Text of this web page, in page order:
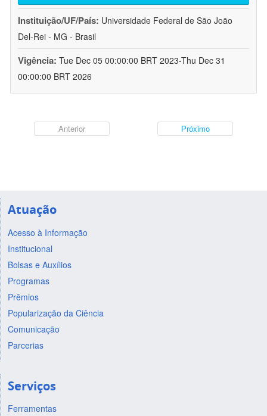
Instituição/UF/País: Universidade Federal de São João
Del-Rei - MG - Brasil
Vigência: Tue Dec 05 00:00:00 BRT 2023-Thu Dec 31
00:00:00 BRT 2026
Anterior Próximo
Atuação
Acesso à Informação
Institucional
Bolsas e Auxílios
Programas
Prêmios
Popularização da Ciência
Comunicação
Parcerias
Serviços
Ferramentas